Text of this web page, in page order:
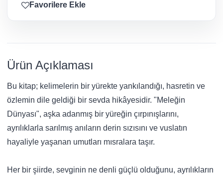
Favorilere Ekle
Ürün Açıklaması
Bu kitap; kelimelerin bir yürekte yankılandığı, hasretin ve
özlemin dile geldiği bir sevda hikâyesidir. "Meleğin
Dünyası", aşka adanmış bir yüreğin çırpınışlarını,
ayrılıklarla sarılmış anıların derin sızısını ve vuslatın
hayaliyle yaşanan umutları mısralara taşır.
Her bir şiirde, sevginin ne denli güçlü olduğunu, ayrılıkların